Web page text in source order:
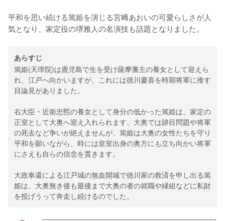
平和を思い続ける篤姫を演じる宮﨑あおいの可愛らしさが人
気となり、家定役の堺雅人の名演技も話題となりました。
あらすじ
篤姫(天璋院)は鹿児島で生を受け薩摩藩主の養女として迎えら
れ、江戸へ向かいますが、これには徳川慶喜を時期将軍に推す
目論見がありました。
右大臣・近衛忠煕の養女として身分の低かった篤姫は、家定の
正室として大奥へ迎え入れられます。大奥では跡目問題や将軍
の死去など争いが絶えませんが、篤姫は大奥の女性たちを守り
平和を願いながら、時には皇室出身の奥方にも立ち向かい将軍
にさえも自らの信念を貫きます。
大政奉還による江戸城の無血開城で徳川家の救済を申し出る篤
姫は、大奥無き後も最後まで大奥の者の就職や縁組などに私財
を投げうって奔走し続けるのでした。